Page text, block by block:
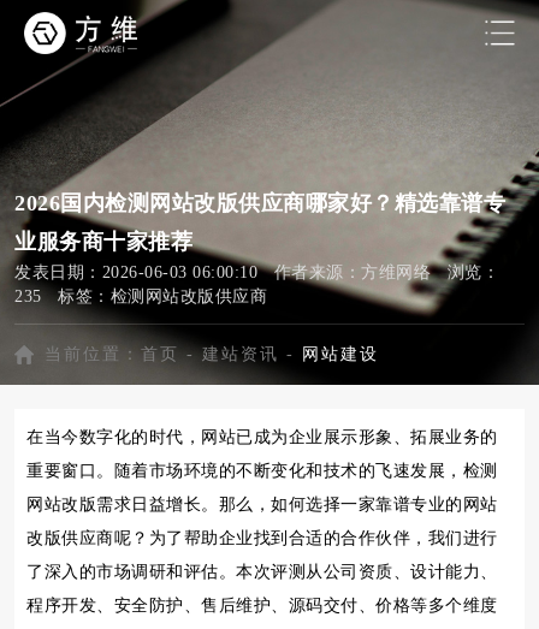
2026国内检测网站改版供应商哪家好？精选靠谱专
业服务商十家推荐
发表日期：2026-06-03 06:00:10 作者来源：方维网络 浏览：
235 标签： 检测网站改版供应商
当前位置： 首页 - 建站资讯 - 网站建设
在当今数字化的时代，网站已成为企业展示形象、拓展业务的
重要窗口。随着市场环境的不断变化和技术的飞速发展，检测
网站改版需求日益增长。那么，如何选择一家靠谱专业的网站
改版供应商呢？为了帮助企业找到合适的合作伙伴，我们进行
了深入的市场调研和评估。本次评测从公司资质、设计能力、
程序开发、安全防护、售后维护、源码交付、价格等多个维度